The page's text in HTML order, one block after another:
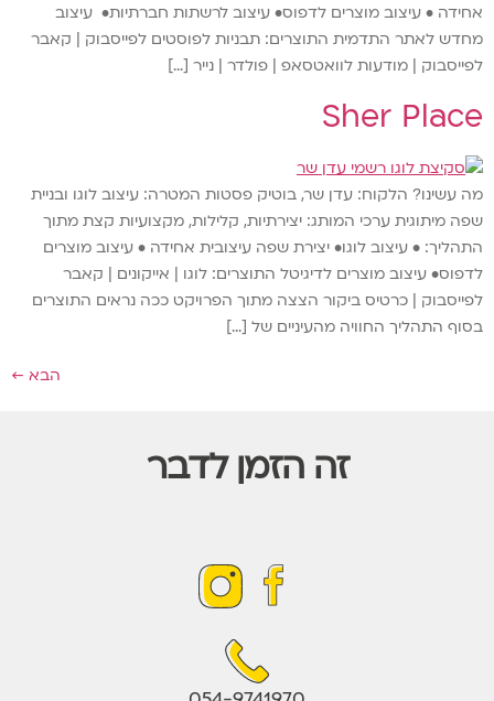
אחידה • עיצוב מוצרים לדפוס• עיצוב לרשתות חברתיות• עיצוב
מחדש לאתר התדמית התוצרים: תבניות לפוסטים לפייסבוק | קאבר
לפייסבוק | מודעות לוואטסאפ | פולדר | נייר […]
Sher Place
מה עשינו? הלקוח: עדן שר, בוטיק פסטות המטרה: עיצוב לוגו ובניית
שפה מיתוגית ערכי המותג: יצירתיות, קלילות, מקצועיות קצת מתוך
התהליך: • עיצוב לוגו• יצירת שפה עיצובית אחידה • עיצוב מוצרים
לדפוס• עיצוב מוצרים לדיגיטל התוצרים: לוגו | אייקונים | קאבר
לפייסבוק | כרטיס ביקור הצצה מתוך הפרויקט ככה נראים התוצרים
בסוף התהליך החוויה מהעיניים של […]
הבא ←
זה הזמן לדבר